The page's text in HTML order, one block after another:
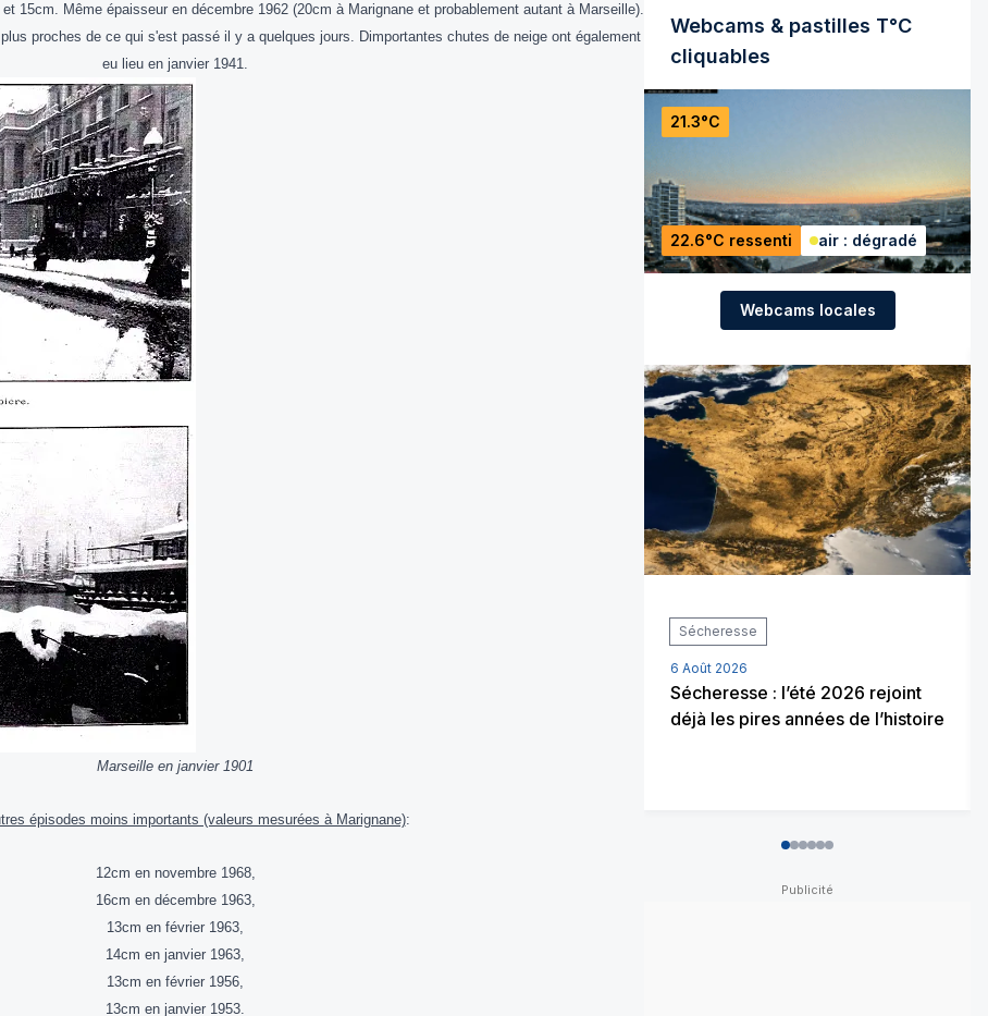
15cm. Même épaisseur en décembre 1962 (20cm à Marignane et probablement autant à Marseille).
proches de ce qui s'est passé il y a quelques jours. Dimportantes chutes de neige ont également
eu lieu en janvier 1941.
Marseille en janvier 1901
épisodes moins importants (valeurs mesurées à Marignane):
12cm en novembre 1968,
16cm en décembre 1963,
13cm en février 1963,
14cm en janvier 1963,
13cm en février 1956,
13cm en janvier 1953.
Webcams & pastilles T°C
cliquables
21.3°C
22.6°C ressenti air : dégradé
Webcams locales
Sécheresse
6 Août 2026
Sécheresse : l’été 2026 rejoint
déjà les pires années de l’histoire
012345